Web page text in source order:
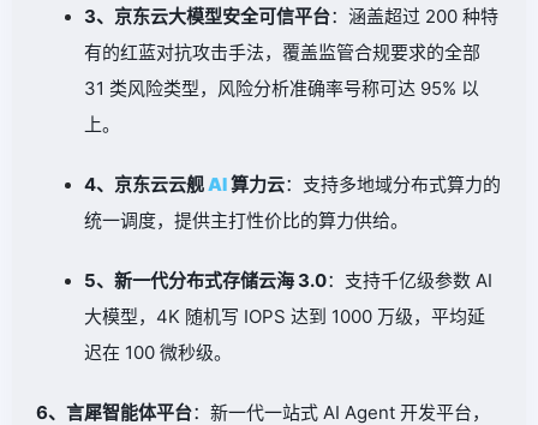
3、京东云大模型安全可信平台：涵盖超过 200 种特
有的红蓝对抗攻击手法，覆盖监管合规要求的全部
31 类风险类型，风险分析准确率号称可达 95% 以
上。
4、京东云云舰AI算力云：支持多地域分布式算力的
统一调度，提供主打性价比的算力供给。
5、新一代分布式存储云海 3.0：支持千亿级参数 AI
大模型，4K 随机写 IOPS 达到 1000 万级，平均延
迟在 100 微秒级。
6、言犀智能体平台：新一代一站式 AI Agent 开发平台，